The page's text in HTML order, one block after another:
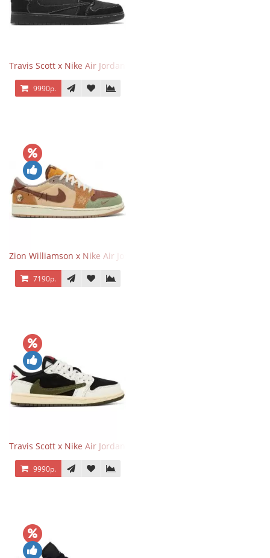
Travis Scott x Nike Air Jordan 1 Retro Low OG SP Black Phantom
9990р.
Zion Williamson x Nike Air Jordan 1 Retro Low OG Voodoo
7190р.
Travis Scott x Nike Air Jordan 1 Retro Low OG SP Olive
9990р.